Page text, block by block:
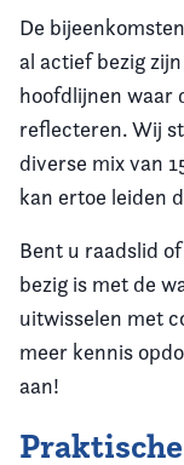
De
al actief bezig
hoofdlijnen waar
reflecteren. Wij
diverse mix van
kan ertoe leiden
Bent u raadslid
bezig is met de
uitwisselen met
meer kennis
aan!